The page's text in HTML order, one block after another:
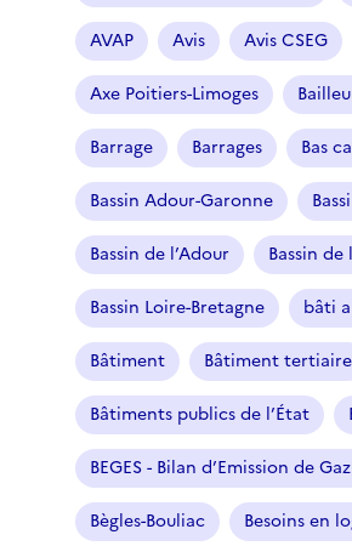
AVAP Avis Avis CSEG
Axe Poitiers-Limoges
Barrage Barrages Bas
Bassin Adour-Garonne
Bassin de l’Adour Bassin
Bassin Loire-Bretagne bâti
Bâtiment Bâtiment tertiaire
Bâtiments publics de l’État
BEGES - Bilan d’Emission de
Bègles-Bouliac Besoins en